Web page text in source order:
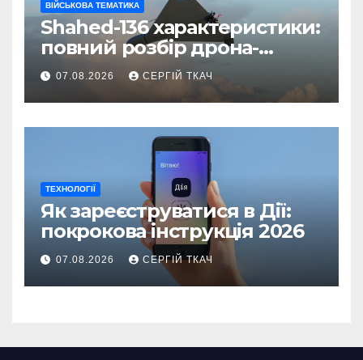
ВІЙСЬКОВА ТЕМАТИКА
Shahed-136 характеристики:
повний розбір дрона-
камікадзе
07.08.2026 СЕРГІЙ ТКАЧ
ТЕХНОЛОГІЇ
Як зареєструватися в Дії:
покрокова інструкція 2026
07.08.2026 СЕРГІЙ ТКАЧ